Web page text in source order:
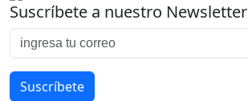
Suscríbete a nuestro Newsletter